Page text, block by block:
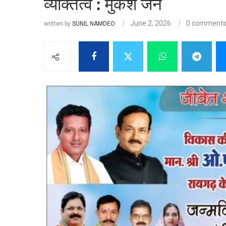
व्यक्तित्व : मुकेश जैन
written by SUNIL NAMDEO June 2, 2026 0 comments